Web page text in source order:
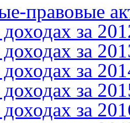
правовые
за
за
за
за
за